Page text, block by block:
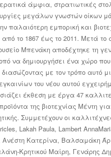
άμφια, στρατιωτικές
μεγάλων γνωστών οίκων
παλαιότερη εμπορική και
το 1867 έως το 2011. Μετά το
Μπενάκη αποδέχτηκε τη
να δημιουργήσει ένα χώρο
με τον τρόπο αυτό
του νέου αυτού
έκθεση με έργα 47
της βιοτεχνίας Μέντη
Συμμετέχουν οι
Lakah Paula, Lambert
Ανέστη Κατερίνα, Βαλσαμάκη
Κρητικού Μαίρη, Γενάρης